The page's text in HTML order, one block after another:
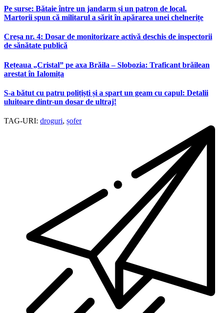
Pe surse: Bătaie între un jandarm și un patron de local.
Martorii spun că militarul a sărit în apărarea unei chelnerițe
Creșa nr. 4: Dosar de monitorizare activă deschis de inspectorii
de sănătate publică
Rețeaua „Cristal” pe axa Brăila – Slobozia: Traficant brăilean
arestat în Ialomița
S-a bătut cu patru polițiști și a spart un geam cu capul: Detalii
uluitoare dintr-un dosar de ultraj!
TAG-URI: droguri, șofer